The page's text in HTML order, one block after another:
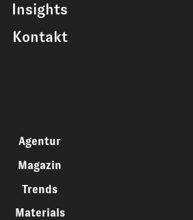
Insights
Kontakt
Agentur
Magazin
Trends
Materials